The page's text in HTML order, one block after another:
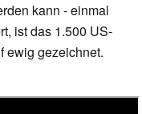
kann - einmal
ist das 1.500 US-
ewig gezeichnet.